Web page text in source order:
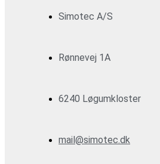
Simotec A/S
Rønnevej 1A
6240 Løgumkloster
mail@simotec.dk